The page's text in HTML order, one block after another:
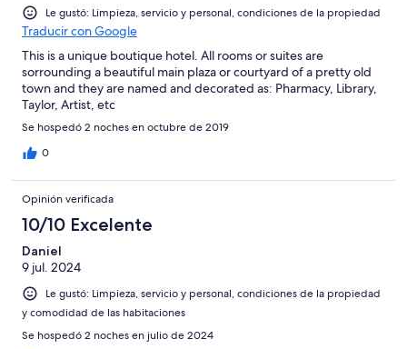
Le gustó: Limpieza, servicio y personal, condiciones de la propiedad
Traducir con Google
This is a unique boutique hotel. All rooms or suites are
sorrounding a beautiful main plaza or courtyard of a pretty old
town and they are named and decorated as: Pharmacy, Library,
Taylor, Artist, etc
Se hospedó 2 noches en octubre de 2019
0
Opinión verificada
10/10 Excelente
Daniel
9 jul. 2024
Le gustó: Limpieza, servicio y personal, condiciones de la propiedad
y comodidad de las habitaciones
Se hospedó 2 noches en julio de 2024